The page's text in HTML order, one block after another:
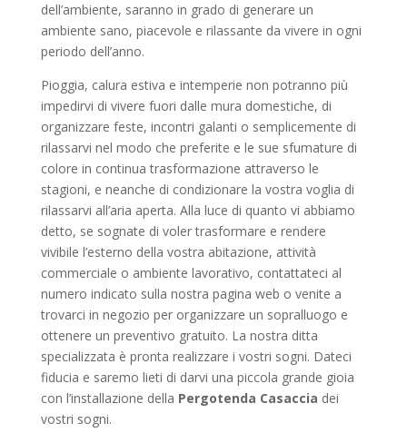
dell’ambiente, saranno in grado di generare un
ambiente sano, piacevole e rilassante da vivere in ogni
periodo dell’anno.
Pioggia, calura estiva e intemperie non potranno più
impedirvi di vivere fuori dalle mura domestiche, di
organizzare feste, incontri galanti o semplicemente di
rilassarvi nel modo che preferite e le sue sfumature di
colore in continua trasformazione attraverso le
stagioni, e neanche di condizionare la vostra voglia di
rilassarvi all’aria aperta. Alla luce di quanto vi abbiamo
detto, se sognate di voler trasformare e rendere
vivibile l’esterno della vostra abitazione, attività
commerciale o ambiente lavorativo, contattateci al
numero indicato sulla nostra pagina web o venite a
trovarci in negozio per organizzare un sopralluogo e
ottenere un preventivo gratuito. La nostra ditta
specializzata è pronta realizzare i vostri sogni. Dateci
fiducia e saremo lieti di darvi una piccola grande gioia
con l’installazione della Pergotenda Casaccia dei
vostri sogni.